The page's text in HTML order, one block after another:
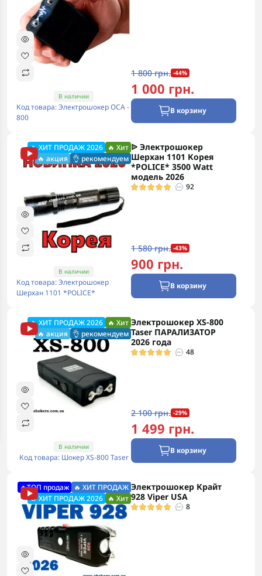
В наличии
Код товара: Электрошокер ОСА -
800
1 800 грн. -44%
1 000 грн.
В корзину
🔥 ХИТ ПРОДАЖ 2026 🔥 Хит
🔥 акция 👌 рекомендуем
В наличии
Код товара: Электрошокер
Шерхан 1101 *POLICE*
ᐉ Электрошокер
Шерхан 1101 Корея
*POLICE* 3500 Watt
модель 2026
92
1 580 грн. -43%
900 грн.
В корзину
🔥 ХИТ ПРОДАЖ 2026 🔥 Хит
🔥 акция 👌 рекомендуем
В наличии
Код товара: Шокер XS-800 Taser
Электрошокер XS-800
Taser ПАРАЛИЗАТОР
2026 года
48
2 100 грн. -29%
1 499 грн.
В корзину
🔥ТОП продаж 🔥 ХИТ ПРОДАЖ
🔥 ХИТ ПРОДАЖ 2026 🔥 Хит
Электрошокер Крайт
928 Viper USA
8